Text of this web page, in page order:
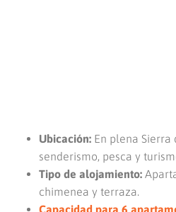
Ubicación: En plena
senderismo, pesca y
Tipo de alojamiento:
chimenea y terraza.
Capacidad para 6